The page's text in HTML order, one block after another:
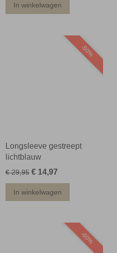
In winkelwagen
-50%
Longsleeve gestreept
lichtblauw
€ 29,95 € 14,97
In winkelwagen
-60%